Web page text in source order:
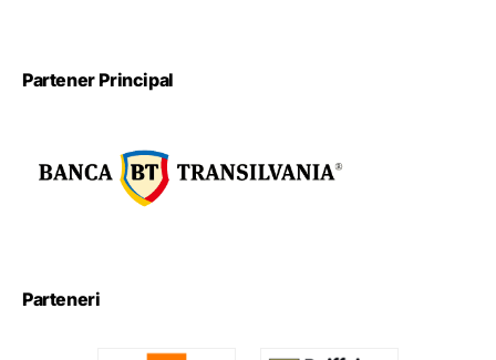
Partener Principal
Parteneri